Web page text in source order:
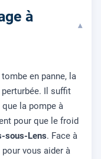
à
▾
en panne, la
Il suffit
la pompe à
pour que le froid
sous-Lens. Face à
vous aider à